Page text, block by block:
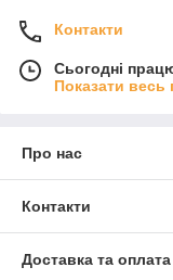
Контакти
Сьогодні
Показати весь
Про нас
Контакти
Доставка та оплата